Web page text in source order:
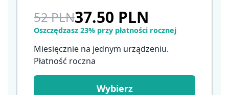
52 PLN37.50 PLN
Oszczędzasz 23% przy płatności rocznej
Miesięcznie na jednym urządzeniu.
Płatność roczna
Wybierz